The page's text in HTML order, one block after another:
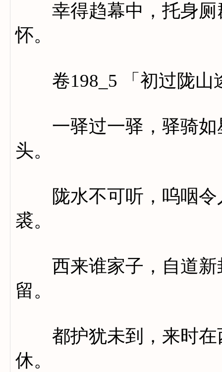
幸得趋幕中，托身厕
怀。
卷198_5 「初过陇山
一驿过一驿，驿骑如
头。
陇水不可听，呜咽令
裘。
西来谁家子，自道新
留。
都护犹未到，来时在
休。